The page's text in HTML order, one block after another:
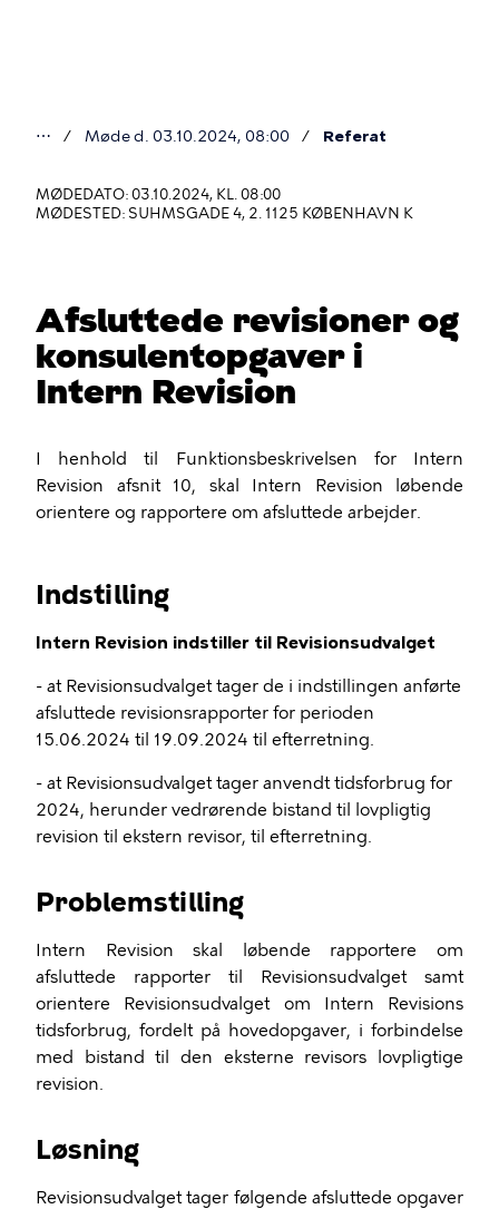
er
her
⋯ Møde d. 03.10.2024, 08:00 Referat
MØDEDATO: 03.10.2024, KL. 08:00
MØDESTED: SUHMSGADE 4, 2. 1125 KØBENHAVN K
Afsluttede revisioner og
konsulentopgaver i
Intern Revision
I henhold til Funktionsbeskrivelsen for Intern
Revision afsnit 10, skal Intern Revision løbende
orientere og rapportere om afsluttede arbejder.
Indstilling
Intern Revision indstiller til Revisionsudvalget
- at Revisionsudvalget tager de i indstillingen anførte
afsluttede revisionsrapporter for perioden
15.06.2024 til 19.09.2024 til efterretning.
- at Revisionsudvalget tager anvendt tidsforbrug for
2024, herunder vedrørende bistand til lovpligtig
revision til ekstern revisor, til efterretning.
Problemstilling
Intern Revision skal løbende rapportere om
afsluttede rapporter til Revisionsudvalget samt
orientere Revisionsudvalget om Intern Revisions
tidsforbrug, fordelt på hovedopgaver, i forbindelse
med bistand til den eksterne revisors lovpligtige
revision.
Løsning
Revisionsudvalget tager følgende afsluttede opgaver